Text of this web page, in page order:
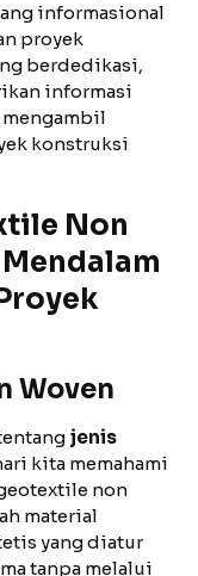
informasional
proyek
berdedikasi,
informasi
mengambil
konstruksi
Non
Woven
jenis
kita memahami
non
material
yang diatur
tanpa melalui